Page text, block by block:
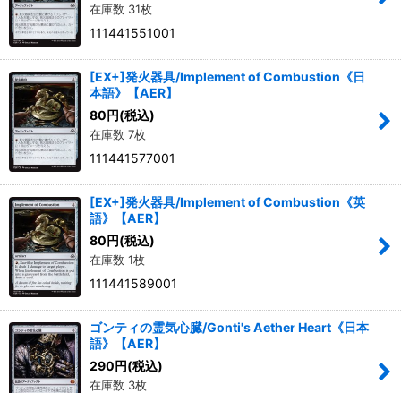
在庫数 31枚
111441551001
[EX+]発火器具/Implement of Combustion《日
本語》【AER】
80円(税込)
在庫数 7枚
111441577001
[EX+]発火器具/Implement of Combustion《英
語》【AER】
80円(税込)
在庫数 1枚
111441589001
ゴンティの霊気心臓/Gonti's Aether Heart《日本
語》【AER】
290円(税込)
在庫数 3枚